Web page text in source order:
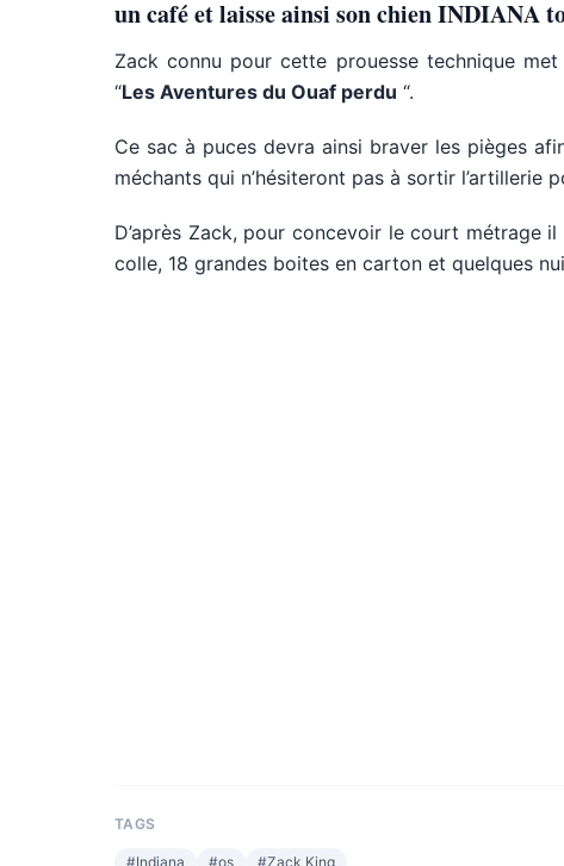
un café et laisse ainsi son chien INDIANA
Zack connu pour cette prouesse technique
“Les Aventures du Ouaf perdu “.
Ce sac à puces devra ainsi braver les pièges
méchants qui n’hésiteront pas à sortir l’artillerie
D’après Zack, pour concevoir le court métrage
colle, 18 grandes boites en carton et quelques
TAGS
#Indiana #os #Zack King